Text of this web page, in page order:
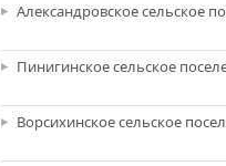
Александровское сельское
Пинигинское сельское
Ворсихинское сельское